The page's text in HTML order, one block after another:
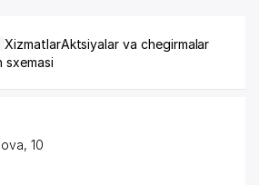
XizmatlarAktsiyalar va chegirmalar
sxemasi
, 10